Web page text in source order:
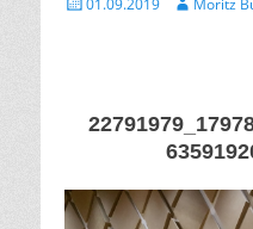
01.09.2019 Moritz